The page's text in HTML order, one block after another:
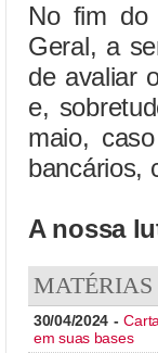
No fim do
Geral, a
de avaliar
e,
maio,
bancários,
A nossa
30/04/2024 -
em suas bases